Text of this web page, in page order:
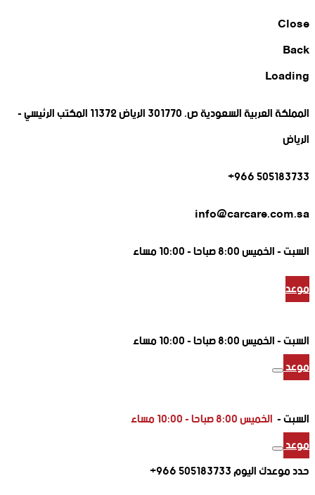
Close
Back
Loading
المملكة العربية السعودية ص. 301770 الرياض 11372 المكتب الرئيسي -
الرياض
505183733 966+
info@carcare.com.sa
السبت -الخميس 8:00 صباحا - 10:00 مساء
موعد
السبت -الخميس 8:00 صباحا - 10:00 مساء
موعد
السبت -الخميس 8:00 صباحا - 10:00 مساء
موعد
حدد موعدك اليوم505183733 966+